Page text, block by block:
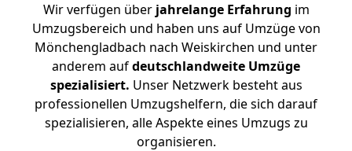
Wir verfügen überjahrelange Erfahrung im
Umzugsbereich und haben uns auf Umzüge von
Mönchengladbach nach Weiskirchen und unter
anderem aufdeutschlandweite Umzüge
spezialisiert. Unser Netzwerk besteht aus
professionellen Umzugshelfern, die sich darauf
spezialisieren, alle Aspekte eines Umzugs zu
organisieren.